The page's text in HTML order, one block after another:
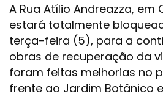
A Rua Atílio Andreazza, em
estará totalmente
terça-feira (5), para a
obras de recuperação da
foram feitas melhorias no
frente ao Jardim Botânico